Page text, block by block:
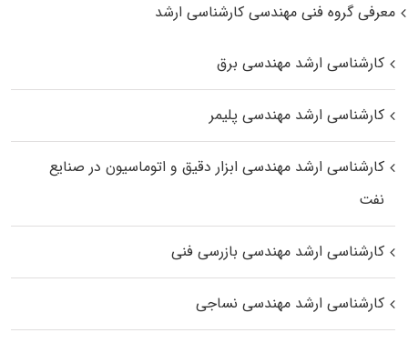
معرفی گروه فنی مهندسی کارشناسی ارشد
کارشناسی ارشد مهندسی برق
کارشناسی ارشد مهندسی پلیمر
کارشناسی ارشد مهندسی ابزار دقیق و اتوماسیون در صنایع
نفت
کارشناسی ارشد مهندسی بازرسی فنی
کارشناسی ارشد مهندسی نساجی